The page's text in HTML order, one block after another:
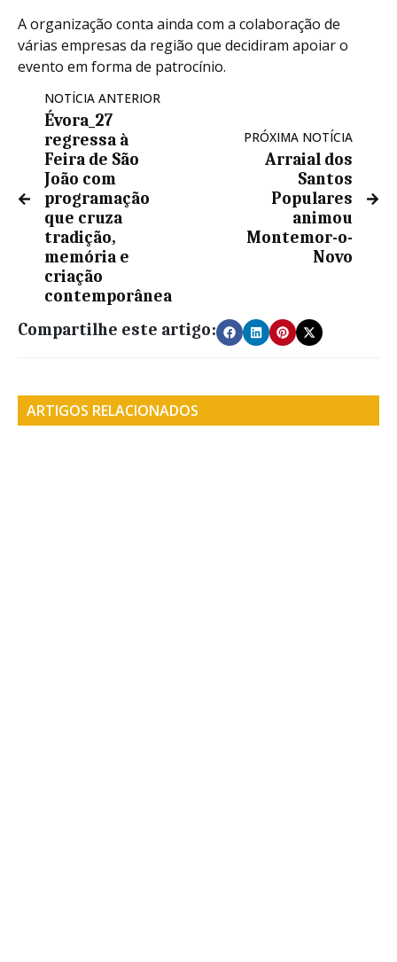
A organização conta ainda com a colaboração de
várias empresas da região que decidiram apoiar o
evento em forma de patrocínio.
NOTÍCIA ANTERIOR
Évora_27
regressa à
Feira de São
João com
programação
que cruza
tradição,
memória e
criação
contemporânea
PRÓXIMA NOTÍCIA
Arraial dos
Santos
Populares
animou
Montemor-o-
Novo
Compartilhe este artigo:
ARTIGOS RELACIONADOS